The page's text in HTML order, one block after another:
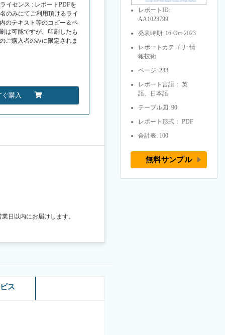
イセンス : レポートPDFを
のみにてご利用頂けるライ
のテキスト等のコピー＆ペ
は可能ですが、印刷したも
ご購入者のみに限定されま
購入
日以内にお届けします。
ス
レポートID:
AA1023799
発表時期: 16-Oct-2023
レポートカテゴリ: 情
報技術
ページ: 233
レポート言語： 英
語、日本語
テーブル図: 90
レポート形式： PDF
合計表: 100
無料サンプル